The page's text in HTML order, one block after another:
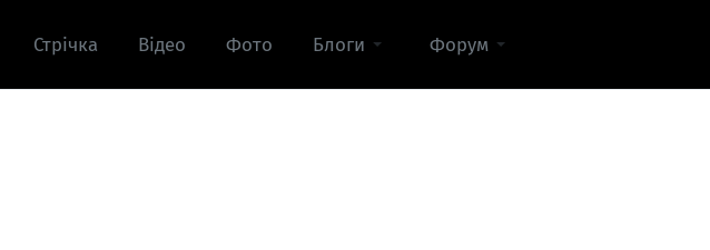
Стрічка Відео Фото Блоги Форум